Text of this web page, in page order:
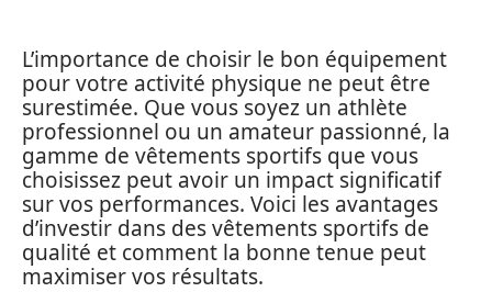
L’importance de choisir le bon équipement
pour votre activité physique ne peut être
surestimée. Que vous soyez un athlète
professionnel ou un amateur passionné, la
gamme de vêtements sportifs que vous
choisissez peut avoir un impact significatif
sur vos performances. Voici les avantages
d’investir dans des vêtements sportifs de
qualité et comment la bonne tenue peut
maximiser vos résultats.